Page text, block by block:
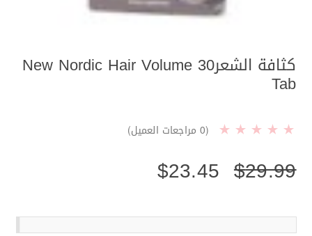
كثافة الشعرNew Nordic Hair Volume 30
Tab
(
0 مراجعات العميل)
$29.99
$23.45